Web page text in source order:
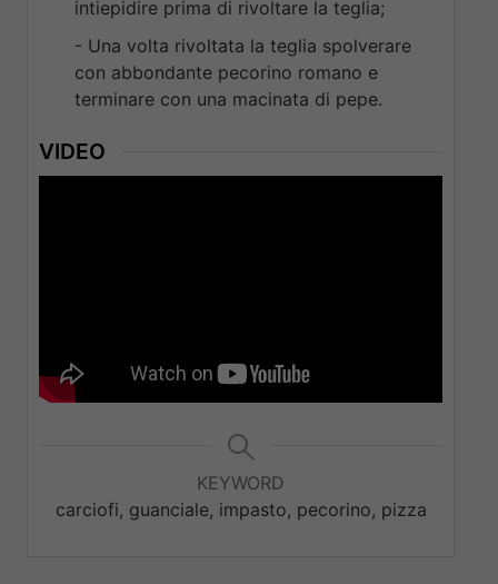
intiepidire prima di rivoltare la teglia;
- Una volta rivoltata la teglia spolverare
con abbondante pecorino romano e
terminare con una macinata di pepe.
VIDEO
KEYWORD
carciofi, guanciale, impasto, pecorino, pizza